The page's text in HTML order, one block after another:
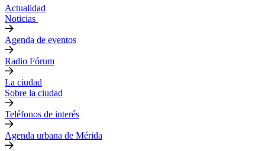
Actualidad
Noticias
Agenda de eventos
Radio Fórum
La ciudad
Sobre la ciudad
Teléfonos de interés
Agenda urbana de Mérida